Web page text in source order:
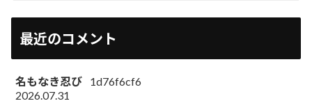
最近のコメント
名もなき忍び
1d76f6cf6
2026.07.31